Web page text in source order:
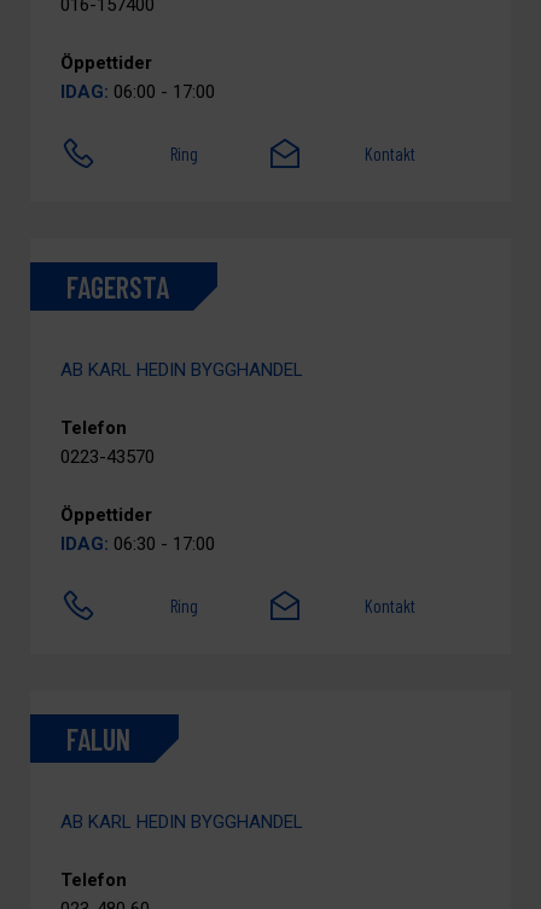
016-157400
Öppettider
IDAG: 06:00 - 17:00
Ring Kontakt
FAGERSTA
AB KARL HEDIN BYGGHANDEL
Telefon
0223-43570
Öppettider
IDAG: 06:30 - 17:00
Ring Kontakt
FALUN
AB KARL HEDIN BYGGHANDEL
Telefon